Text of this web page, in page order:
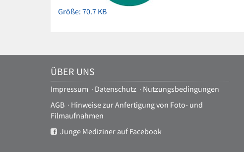
Zeige
Größe…
Größe: 70.7 KB
ÜBER UNS
Impressum · Datenschutz · Nutzungsbedingungen
AGB · Hinweise zur Anfertigung von Foto- und
Filmaufnahmen
Junge Mediziner auf Facebook